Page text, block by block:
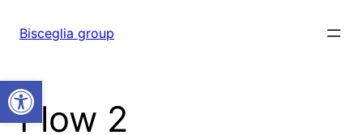
Bisceglia group
Flow 2
Open toolbar